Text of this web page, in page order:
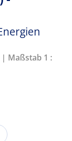
| Maßstab 1 :